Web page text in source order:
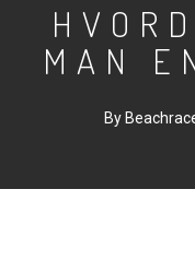
MAN
By